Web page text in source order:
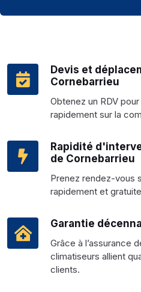
Devis et
Cornebarrieu
Obtenez un RDV
rapidement sur la
Rapidité
de Cornebarrieu
Prenez rendez-vous
rapidement et
Garantie
Grâce à l’assurance
climatiseurs allient
clients.